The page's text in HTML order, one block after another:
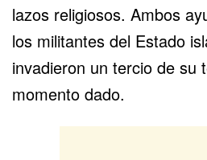
lazos religiosos. Ambos
los militantes del Estado
invadieron un tercio de su
momento dado.